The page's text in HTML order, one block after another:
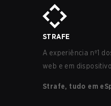
STRAFE
A experiência nº1
web e em
Strafe, tudo em